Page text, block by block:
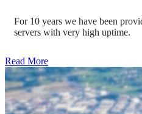
For 10 years we have been
servers with very high uptime.
Read More